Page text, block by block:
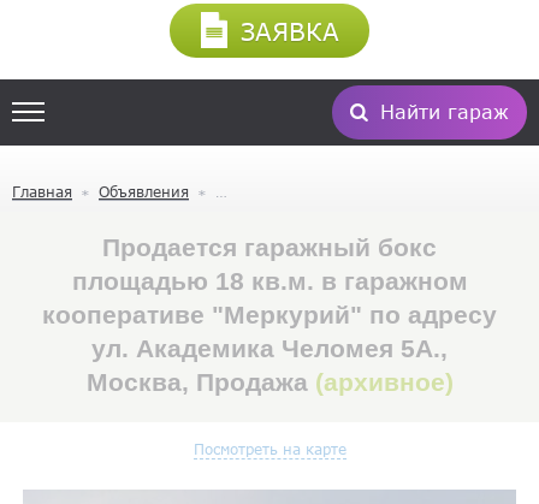
Найти гараж
ЗАЯВКА
Главная Объявления
Продается гаражный бокс
площадью 18 кв.м. в гаражном
кооперативе "Меркурий" по адресу
ул. Академика Челомея 5А.,
Москва, Продажа (архивное)
Посмотреть на карте